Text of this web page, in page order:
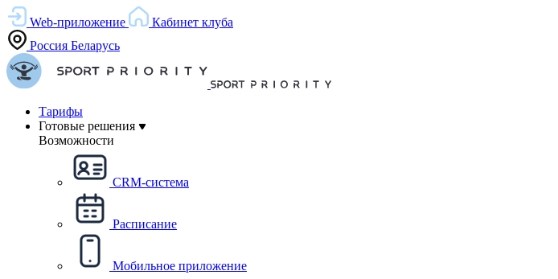
Web-приложение
Кабинет клуба
Россия Беларусь
Тарифы
Готовые решения
Возможности
CRM-система
Расписание
Мобильное приложение